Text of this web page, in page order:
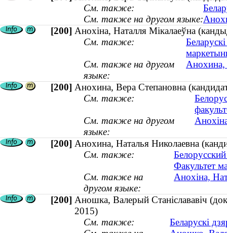
См. также:
См. также на другом языке:
[200] Анохіна, Наталля Мікалаеўна
См. также:
См. также на другом
языке:
Анохина,
[200] Анохина, Вера Степановна
См. также:
См. также на другом
языке:
[200] Анохина, Наталья Николаевна
См. также:
Факультет
См. также на
другом языке:
Анохіна,
[200] Аношка, Валерый Станіслававіч
2015)
См. также:
Беларускі